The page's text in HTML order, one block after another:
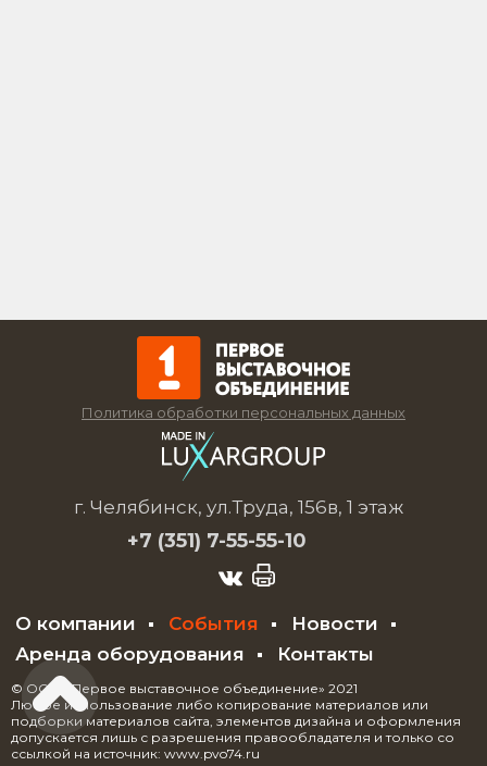
Политика обработки персональных данных
г. Челябинск, ул.Труда, 156в, 1 этаж
+7 (351) 7-55-55-10
О компании События
Новости
Аренда оборудования
Контакты
© ООО «Первое выставочное объединение» 2021
Любое использование либо копирование материалов или
подборки материалов сайта, элементов дизайна и оформления
допускается лишь с разрешения правообладателя и только со
ссылкой на источник: www.pvo74.ru